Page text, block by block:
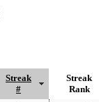
Streak
#
Streak
Rank